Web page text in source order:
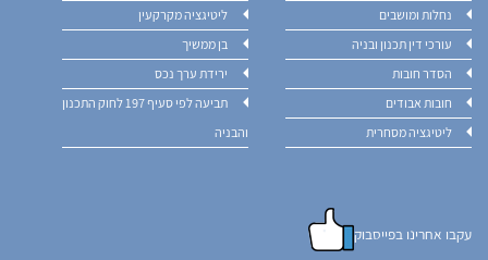
נחלות ומושבים
עורכי דין תכנון ובניה
הסדר חובות
חובות אבודים
ליטיגציה מסחרית
ליטיגציה מקרקעין
בן ממשיך
ירידת ערך נכס
תביעה לפי סעיף 197 לחוק התכנון
והבניה
עקבו אחרינו בפייסבוק